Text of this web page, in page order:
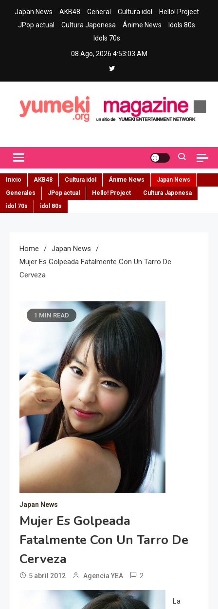
Japan News AKB48 General Cultura idol
Hello! Project
JPop actual
Cultura Japonesa Ánime News
Idols 80s
Idols 70s
08 Ago, 2026 4:53:04 AM
Inicio AKB48 Cultura idol Ánime News
Japan News
Generales
JPop actual Hello! Project
Cultura Japonesa
idol 70s
idol 80s
Home
Japan News
Mujer Es Golpeada Fatalmente Con Un Tarro De
Cerveza
1 MIN READ
Japan News
Mujer Es Golpeada
Fatalmente Con Un Tarro De
Cerveza
5 abril 2012 Agencia YEA 2
La